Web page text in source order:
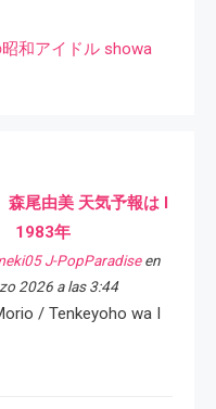
和アイドル showa
森尾由美 天気予報は I
1983年
J-PopParadiseen
2026 a las 3:44
/ Tenkeyoho wa I